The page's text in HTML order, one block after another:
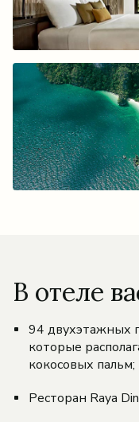
В отеле
94 двухэтажных
которые
кокосовых пальм;
Ресторан Raya